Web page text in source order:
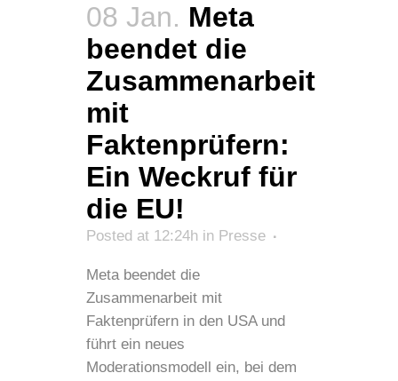
08 Jan. Meta
beendet die
Zusammenarbeit
mit
Faktenprüfern:
Ein Weckruf für
die EU!
Posted at 12:24h in Presse
Meta beendet die
Zusammenarbeit mit
Faktenprüfern in den USA und
führt ein neues
Moderationsmodell ein, bei dem